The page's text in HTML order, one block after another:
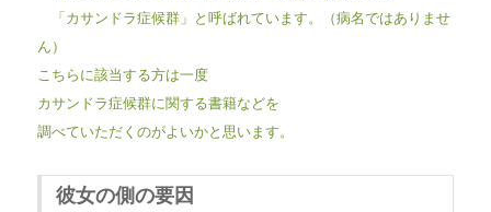
「カサンドラ症候群」と呼ばれています。（病名ではありませ
ん）
こちらに該当する方は一度
カサンドラ症候群に関する書籍などを
調べていただくのがよいかと思います。
彼女の側の要因